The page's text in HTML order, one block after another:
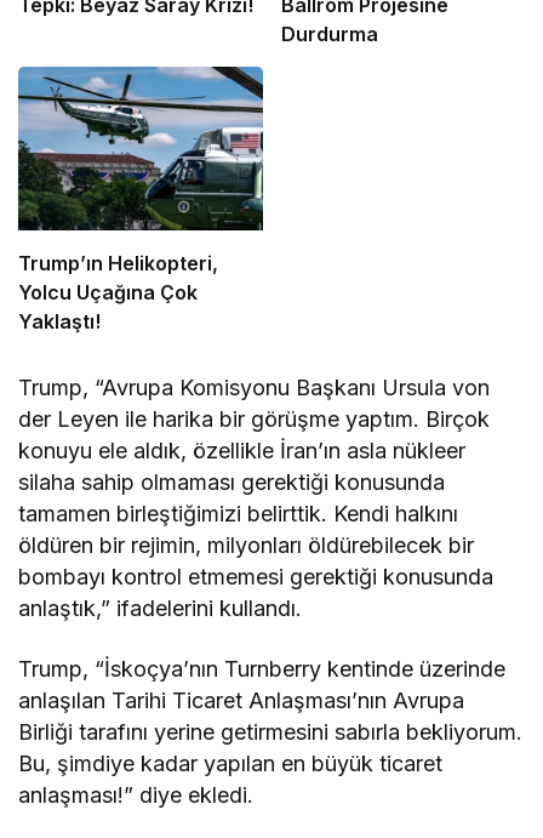
Tepki: Beyaz Saray Krizi!
Ballrom Projesine
Durdurma
Trump’ın Helikopteri,
Yolcu Uçağına Çok
Yaklaştı!
Trump, “Avrupa Komisyonu Başkanı Ursula von
der Leyen ile harika bir görüşme yaptım. Birçok
konuyu ele aldık, özellikle İran’ın asla nükleer
silaha sahip olmaması gerektiği konusunda
tamamen birleştiğimizi belirttik. Kendi halkını
öldüren bir rejimin, milyonları öldürebilecek bir
bombayı kontrol etmemesi gerektiği konusunda
anlaştık,” ifadelerini kullandı.
Trump, “İskoçya’nın Turnberry kentinde üzerinde
anlaşılan Tarihi Ticaret Anlaşması’nın Avrupa
Birliği tarafını yerine getirmesini sabırla bekliyorum.
Bu, şimdiye kadar yapılan en büyük ticaret
anlaşması!” diye ekledi.